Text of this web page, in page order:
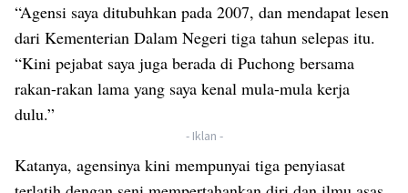
“Agensi saya ditubuhkan pada 2007, dan mendapat lesen
dari Kementerian Dalam Negeri tiga tahun selepas itu.
“Kini pejabat saya juga berada di Puchong bersama
rakan-rakan lama yang saya kenal mula-mula kerja
dulu.”
- Iklan -
Katanya, agensinya kini mempunyai tiga penyiasat